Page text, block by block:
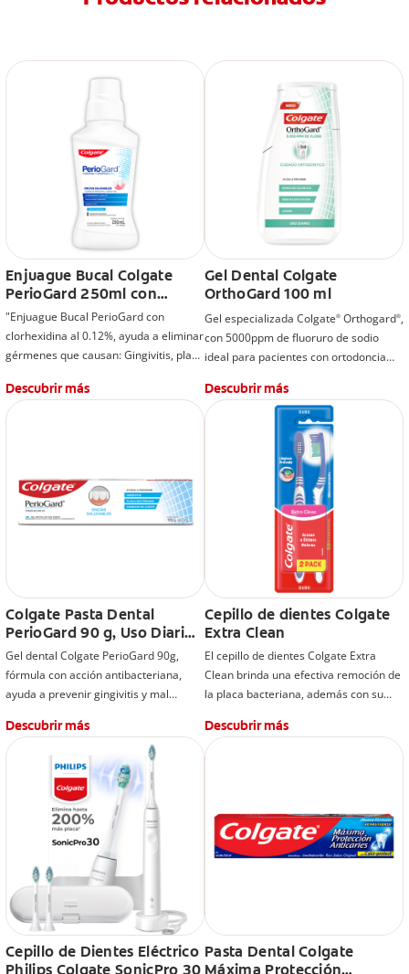
Enjuague Bucal Colgate
PerioGard 250ml con
clorhexidina al 0.12%
elimina gérmenes que
causan gingivitis
"Enjuague Bucal PerioGard con
clorhexidina al 0.12%, ayuda a eliminar
gérmenes que causan: Gingivitis, placa
Descubrir más
Gel Dental Colgate
OrthoGard 100 ml
Gel especializada Colgate® Orthogard®,
con 5000ppm de fluoruro de sodio
ideal para pacientes con ortodoncia
y que utilizan aparatos de ortodoncia.
Protección especializada que ayuda a
prevenir descalcificación y manchas
Descubrir más
Colgate Pasta Dental
PerioGard 90 g, Uso Diario.
Cuidado de Encías
Especializado. Ayuda a
Prevenir el Sangrado de
Encías y la Gingivitis. Con
Citrato de Zinc
Gel dental Colgate PerioGard 90g,
fórmula con acción antibacteriana,
ayuda a prevenir gingivitis y mal
*Causado por bacterias.
Descubrir más
Cepillo de dientes Colgate
Extra Clean
El cepillo de dientes Colgate Extra
Clean brinda una efectiva remoción de
la placa bacteriana, además con su
limpiar los dientes de atrás, para
lograr la limpieza profunda que tanto
Descubrir más
Cepillo de Dientes Eléctrico
Philips Colgate SonicPro 30
Pasta Dental Colgate
Máxima Protección